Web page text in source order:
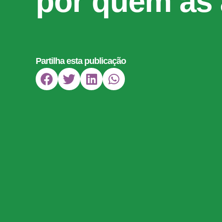
Partilha esta publicação